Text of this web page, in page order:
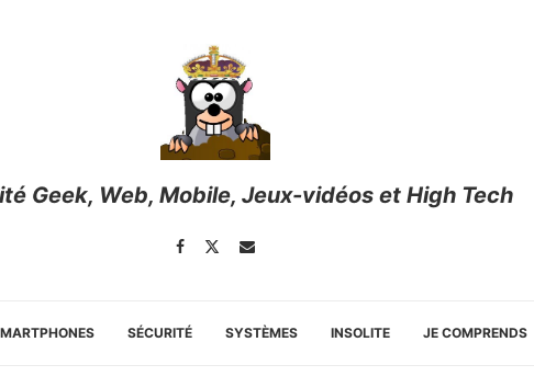
Geek, Web, Mobile, Jeux-vidéos et High Tech
SÉCURITÉ SYSTÈMES INSOLITE JE COMPRENDS